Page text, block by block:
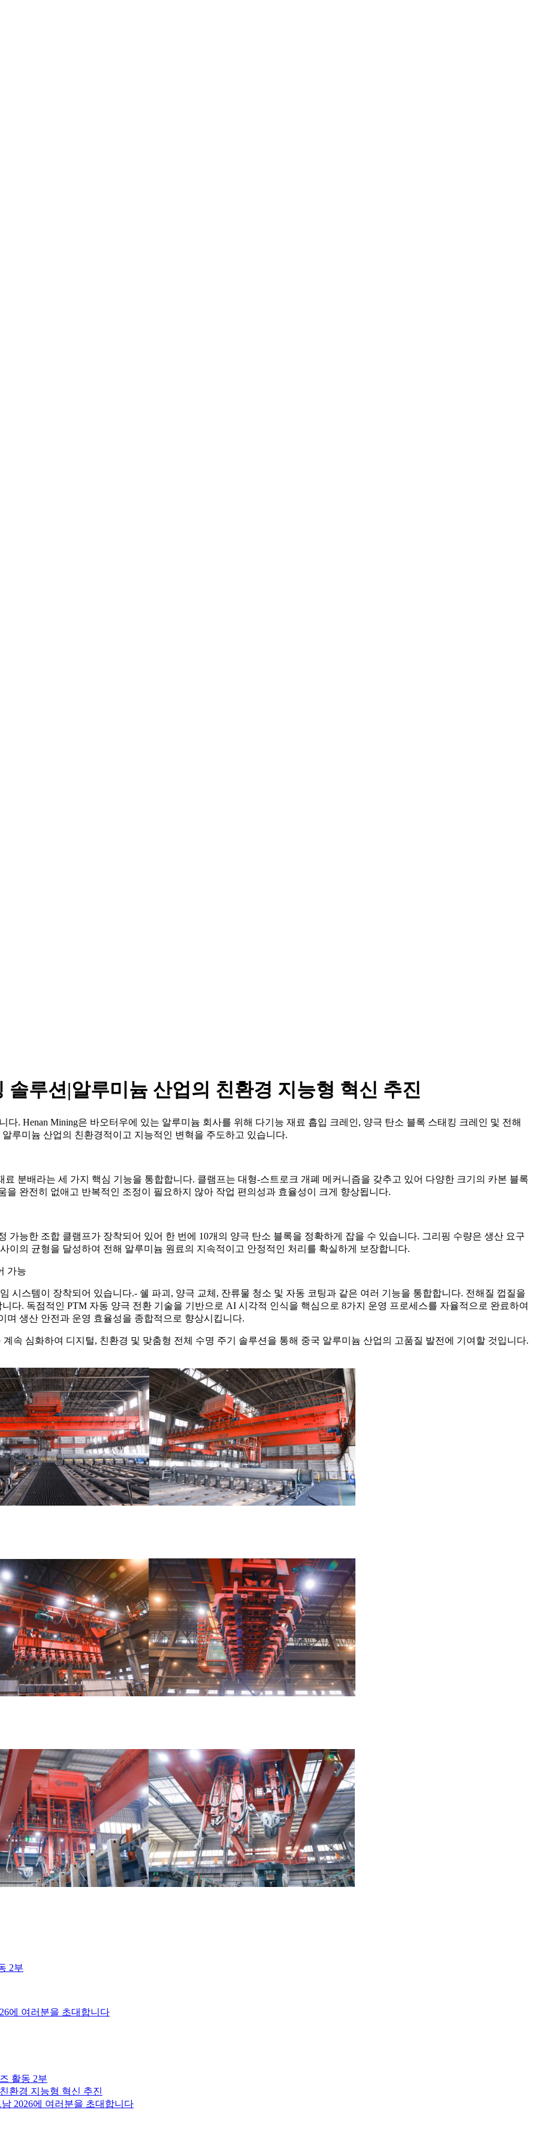
루션|알루미늄 산업의 친환경 지능형 혁신 추진
. Henan Mining은 바오터우에 있는 알루미늄 회사를 위해 다기능 재료 흡입 크레인, 양극 탄소 블록 스태킹 크레인 및 전해
루미늄 산업의 친환경적이고 지능적인 변혁을 주도하고 있습니다.
분배라는 세 가지 핵심 기능을 통합합니다. 클램프는 대형-스트로크 개폐 메커니즘을 갖추고 있어 다양한 크기의 카본 블록
완전히 없애고 반복적인 조정이 필요하지 않아 작업 편의성과 효율성이 크게 향상됩니다.
가능한 조합 클램프가 장착되어 있어 한 번에 10개의 양극 탄소 블록을 정확하게 잡을 수 있습니다. 그리핑 수량은 생산 요구
이의 균형을 달성하여 전해 알루미늄 원료의 지속적이고 안정적인 처리를 확실하게 보장합니다.
가능
시스템이 장착되어 있습니다.- 쉘 파괴, 양극 교체, 잔류물 청소 및 자동 코팅과 같은 여러 기능을 통합합니다. 전해질 껍질을
다. 독점적인 PTM 자동 양극 전환 기술을 기반으로 AI 시각적 인식을 핵심으로 8가지 운영 프로세스를 자율적으로 완료하여
생산 안전과 운영 효율성을 종합적으로 향상시킵니다.
속 심화하여 디지털, 친환경 및 맞춤형 전체 수명 주기 솔루션을 통해 중국 알루미늄 산업의 고품질 발전에 기여할 것입니다.
2부
에 여러분을 초대합니다
활동 2부
환경 지능형 혁신 추진
2026에 여러분을 초대합니다